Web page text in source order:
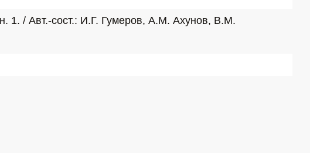
1. / Авт.-сост.: И.Г. Гумеров, А.М. Ахунов, В.М.